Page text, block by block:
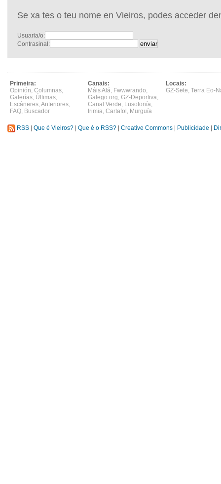
Se xa tes o teu nome en Vieiros, podes acceder
Usuaria/o:
Contrasinal:
Primeira:
Opinión, Columnas,
Galerías, Últimas,
Escáneres,Anteriores,
FAQ, Buscador
Canais:
Máis Alá, Fwwwrando,
Galego.org, GZ-Deportiva,
Canal Verde, Lusofonía,
Irimia, Cartafol , Murguía
Locais:
GZ-Sete, Terra Eo-
RSS Que é Vieiros? Que é o RSS? Creative Commons Publicidade